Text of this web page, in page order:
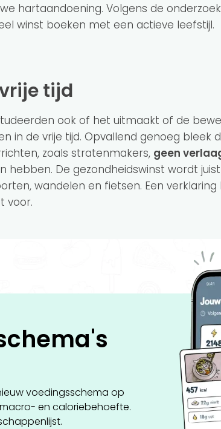
hartaandoening. Volgens de
winst boeken met een actieve leefstijl.
vrije tijd
ook of het uitmaakt of de
in de vrije tijd. Opvallend genoeg bleek
zoals stratenmakers, geen
hebben. De gezondheidswinst wordt
wandelen en fietsen. Een
voor.
voedingsschema op
en caloriebehoefte.